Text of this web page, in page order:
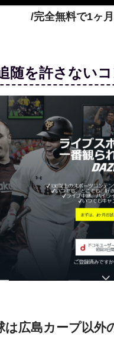
/完全無料で1ヶ
随を許さない
は広島カープ以外